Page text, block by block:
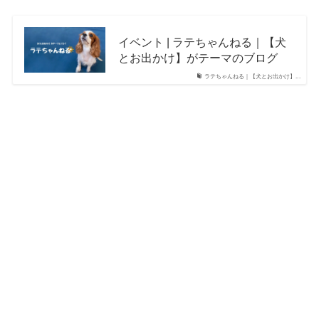
ラテちゃんねる｜【犬とお出かけ】...
イベント | ラテちゃんねる｜【犬
とお出かけ】がテーマのブログ